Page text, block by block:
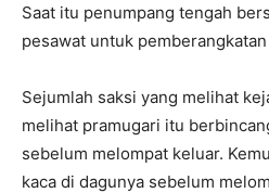
Saat itu penumpang tengah
pesawat untuk
Sejumlah saksi yang melihat
melihat pramugari itu
sebelum melompat keluar.
kaca di dagunya sebelum